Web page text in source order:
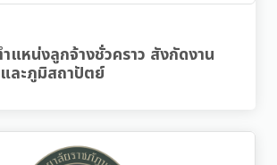
แหน่งลูกจ้างชั่วคราว สังกัดงาน
ละภูมิสถาปัตย์